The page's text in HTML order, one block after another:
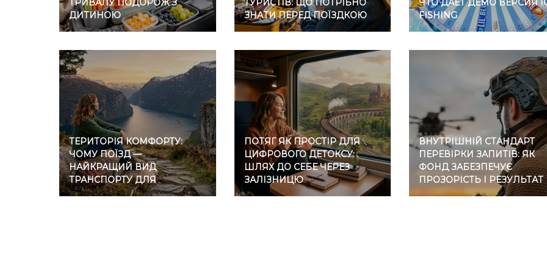
ТРИВАЛУ ПОДОРОЖ З
ДИТИНОЮ
ТУРИСТІВ: ЩО ПОТРІБНО
ЗНАТИ ПЕРЕД ПОЇЗДКОЮ
ЧТО ДАЕТ ДЕМО ВЕРСИЯ
FISHING
ТЕРИТОРІЯ КОМФОРТУ:
ЧОМУ ПОЇЗД —
НАЙКРАЩИЙ ВИД
ТРАНСПОРТУ ДЛЯ
ІНТРОВЕРТІВ
ПОТЯГ ЯК ПРОСТІР ДЛЯ
ЦИФРОВОГО ДЕТОКСУ:
ШЛЯХ ДО СЕБЕ ЧЕРЕЗ
ЗАЛІЗНИЦЮ
ВНУТРІШНІЙ СТАНДАРТ
ПЕРЕВІРКИ ЗАПИТІВ: ЯК
ФОНД ЗАБЕЗПЕЧУЄ
ПРОЗОРІСТЬ І РЕЗУЛЬТАТ